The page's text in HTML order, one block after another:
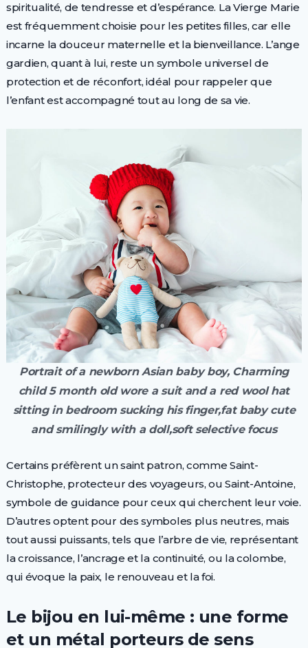
spiritualité, de tendresse et d’espérance. La Vierge Marie
est fréquemment choisie pour les petites filles, car elle
incarne la douceur maternelle et la bienveillance. L’ange
gardien, quant à lui, reste un symbole universel de
protection et de réconfort, idéal pour rappeler que
l’enfant est accompagné tout au long de sa vie.
Portrait of a newborn Asian baby boy, Charming
child 5 month old wore a suit and a red wool hat
sitting in bedroom sucking his finger,fat baby cute
and smilingly with a doll,soft selective focus
Certains préfèrent un saint patron, comme Saint-
Christophe, protecteur des voyageurs, ou Saint-Antoine,
symbole de guidance pour ceux qui cherchent leur voie.
D’autres optent pour des symboles plus neutres, mais
tout aussi puissants, tels que l’arbre de vie, représentant
la croissance, l’ancrage et la continuité, ou la colombe,
qui évoque la paix, le renouveau et la foi.
Le bijou en lui-même : une forme
et un métal porteurs de sens